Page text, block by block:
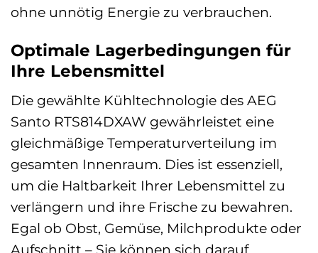
ohne unnötig Energie zu verbrauchen.
Optimale Lagerbedingungen für
Ihre Lebensmittel
Die gewählte Kühltechnologie des AEG
Santo RTS814DXAW gewährleistet eine
gleichmäßige Temperaturverteilung im
gesamten Innenraum. Dies ist essenziell,
um die Haltbarkeit Ihrer Lebensmittel zu
verlängern und ihre Frische zu bewahren.
Egal ob Obst, Gemüse, Milchprodukte oder